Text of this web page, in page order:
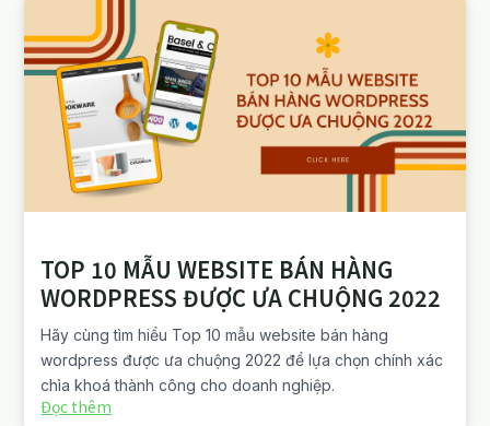
TOP 10 MẪU WEBSITE BÁN HÀNG
WORDPRESS ĐƯỢC ƯA CHUỘNG 2022
Hãy cùng tìm hiểu Top 10 mẫu website bán hàng
wordpress được ưa chuộng 2022 để lựa chọn chính xác
chìa khoá thành công cho doanh nghiệp.
Đọc thêm